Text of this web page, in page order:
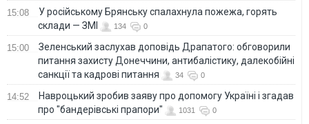
15:08
У російському Брянську спалахнула пожежа, горять
склади — ЗМІ
134 0
15:00
Зеленський заслухав доповідь Драпатого: обговорили
питання захисту Донеччини, антибалістику, далекобійні
санкції та кадрові питання
34 0
14:52
Навроцький зробив заяву про допомогу Україні і згадав
про "бандерівські прапори"
1031 0